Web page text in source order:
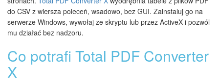
do CSV z wiersza poleceń, wsadowo, bez GUI. Zainstaluj go na
serwerze Windows, wywołaj ze skryptu lub przez ActiveX i pozwól
mu działać bez nadzoru.
Co potrafi Total PDF Converter
X